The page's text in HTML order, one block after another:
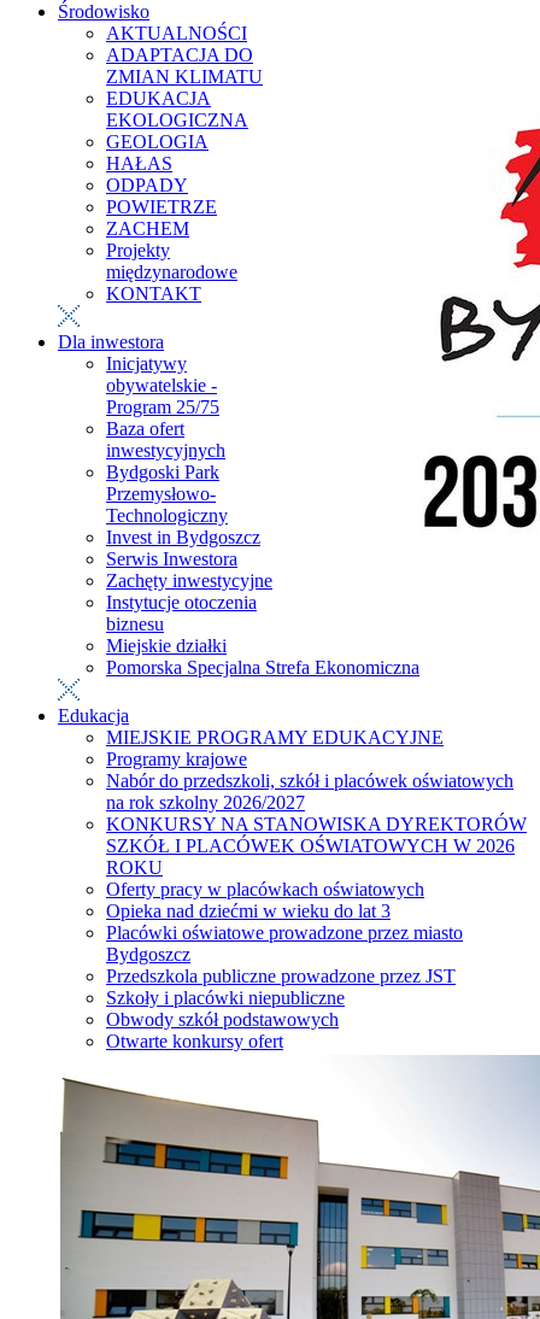
Środowisko
AKTUALNOŚCI
ADAPTACJA DO
ZMIAN KLIMATU
EDUKACJA
EKOLOGICZNA
GEOLOGIA
HAŁAS
ODPADY
POWIETRZE
ZACHEM
Projekty
międzynarodowe
KONTAKT
Dla inwestora
Inicjatywy
obywatelskie -
Program 25/75
Baza ofert
inwestycyjnych
Bydgoski Park
Przemysłowo-
Technologiczny
Invest in Bydgoszcz
Serwis Inwestora
Zachęty inwestycyjne
Instytucje otoczenia
biznesu
Miejskie działki
Pomorska Specjalna Strefa Ekonomiczna
Edukacja
MIEJSKIE PROGRAMY EDUKACYJNE
Programy krajowe
Nabór do przedszkoli, szkół i placówek oświatowych
na rok szkolny 2026/2027
KONKURSY NA STANOWISKA DYREKTORÓW
SZKÓŁ I PLACÓWEK OŚWIATOWYCH W 2026
ROKU
Oferty pracy w placówkach oświatowych
Opieka nad dziećmi w wieku do lat 3
Placówki oświatowe prowadzone przez miasto
Bydgoszcz
Przedszkola publiczne prowadzone przez JST
Szkoły i placówki niepubliczne
Obwody szkół podstawowych
Otwarte konkursy ofert